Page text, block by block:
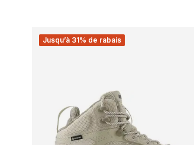
Jusqu’à 31% de rabais